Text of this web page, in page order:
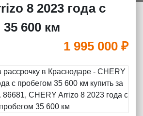
8 2023 года с
600 км
1 995 000 ₽